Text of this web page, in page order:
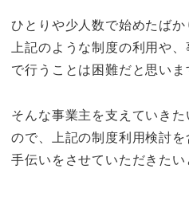
ひとりや少人数で始めたばか
上記のような制度の利用や
で行うことは困難だと思いま
そんな事業主を支えていき
ので、上記の制度利用検討
手伝いをさせていただきたい